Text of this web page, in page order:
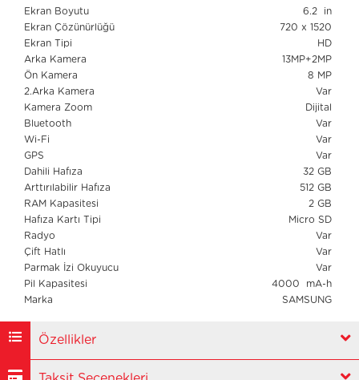
Ekran Boyutu
6.2 in
Ekran Çözünürlüğü
720 x 1520
Ekran Tipi
HD
Arka Kamera
13MP+2MP
Ön Kamera
8 MP
2.Arka Kamera
Var
Kamera Zoom
Dijital
Bluetooth
Var
Wi-Fi
Var
GPS
Var
Dahili Hafıza
32 GB
Arttırılabilir Hafıza
512 GB
RAM Kapasitesi
2 GB
Hafıza Kartı Tipi
Micro SD
Radyo
Var
Çift Hatlı
Var
Parmak İzi Okuyucu
Var
Pil Kapasitesi
4000 mA-h
Marka
SAMSUNG
Özellikler